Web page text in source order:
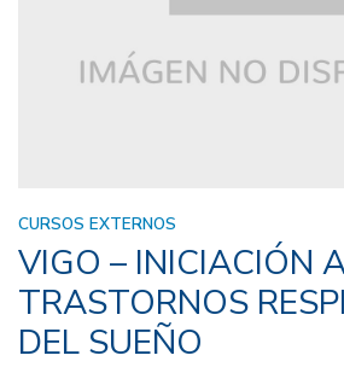
CURSOS EXTERNOS
VIGO – INICIACIÓN
TRASTORNOS
DEL SUEÑO